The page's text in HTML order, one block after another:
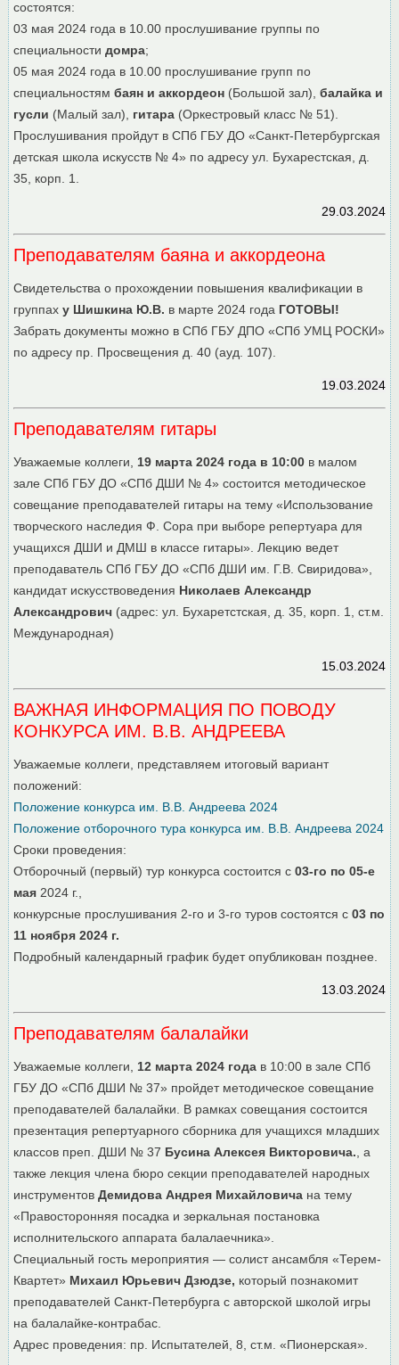
состоятся:
03 мая 2024 года в 10.00 прослушивание группы по
специальностидомра;
05 мая 2024 года в 10.00 прослушивание групп по
специальностямбаян и аккордеон (Большой зал),балайка и
гусли (Малый зал), гитара (Оркестровый класс № 51).
Прослушивания пройдут в СПб ГБУ ДО «Санкт-Петербургская
детская школа искусств № 4» по адресу ул. Бухарестская, д.
35, корп. 1.
29.03.2024
Преподавателям баяна и аккордеона
Свидетельства о прохождении повышения квалификации в
группаху Шишкина Ю.В. в марте 2024 года ГОТОВЫ!
Забрать документы можно в СПб ГБУ ДПО «СПб УМЦ РОСКИ»
по адресу пр. Просвещения д. 40 (ауд. 107).
19.03.2024
Преподавателям гитары
Уважаемые коллеги,19 марта 2024 года в 10:00 в малом
зале СПб ГБУ ДО «СПб ДШИ № 4» состоится методическое
совещание преподавателей гитары на тему «Использование
творческого наследия Ф. Сора при выборе репертуара для
учащихся ДШИ и ДМШ в классе гитары». Лекцию ведет
преподаватель СПб ГБУ ДО «СПб ДШИ им. Г.В. Свиридова»,
кандидат искусствоведения Николаев Александр
Александрович (адрес: ул. Бухаретстская, д. 35, корп. 1, ст.м.
Международная)
15.03.2024
ВАЖНАЯ ИНФОРМАЦИЯ ПО ПОВОДУ
КОНКУРСА ИМ. В.В. АНДРЕЕВА
Уважаемые коллеги, представляем итоговый вариант
положений:
Положение конкурса им. В.В. Андреева 2024
Положение отборочного тура конкурса им. В.В. Андреева 2024
Сроки проведения:
Отборочный (первый) тур конкурса состоится с03-го по 05-е
мая 2024 г.,
конкурсные прослушивания 2-го и 3-го туров состоятся с03 по
11 ноября 2024 г.
Подробный календарный график будет опубликован позднее.
13.03.2024
Преподавателям балалайки
Уважаемые коллеги,12 марта 2024 года в 10:00 в зале СПб
ГБУ ДО «СПб ДШИ № 37» пройдет методическое совещание
преподавателей балалайки. В рамках совещания состоится
презентация репертуарного сборника для учащихся младших
классов преп. ДШИ № 37 Бусина Алексея Викторовича., а
также лекция члена бюро секции преподавателей народных
инструментовДемидова Андрея Михайловича на тему
«Правосторонняя посадка и зеркальная постановка
исполнительского аппарата балалаечника».
Специальный гость мероприятия — солист ансамбля «Терем-
Квартет» Михаил Юрьевич Дзюдзе, который познакомит
преподавателей Санкт-Петербурга с авторской школой игры
на балалайке-контрабас.
Адрес проведения: пр. Испытателей, 8, ст.м. «Пионерская».